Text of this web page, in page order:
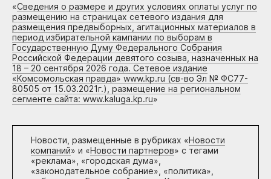
«Сведения о размере и других условиях оплаты услуг по
размещению на страницах сетевого издания для
размещения предвыборных, агитационных материалов в
период избирательной кампании по выборам в
Государственную Думу Федерального Собрания
Российской Федерации девятого созыва, назначенных на
18 – 20 сентября 2026 года. Сетевое издание
«Комсомольская правда» www.kp.ru (св-во Эл № ФС77-
80505 от 15.03.2021г.), размещение на региональном
сегменте сайта: www.kaluga.kp.ru»
Новости, размещенные в рубриках «Новости
компаний» и «Новости партнеров» с тегами
«реклама», «городская дума»,
«законодательное собрание», «политика»,